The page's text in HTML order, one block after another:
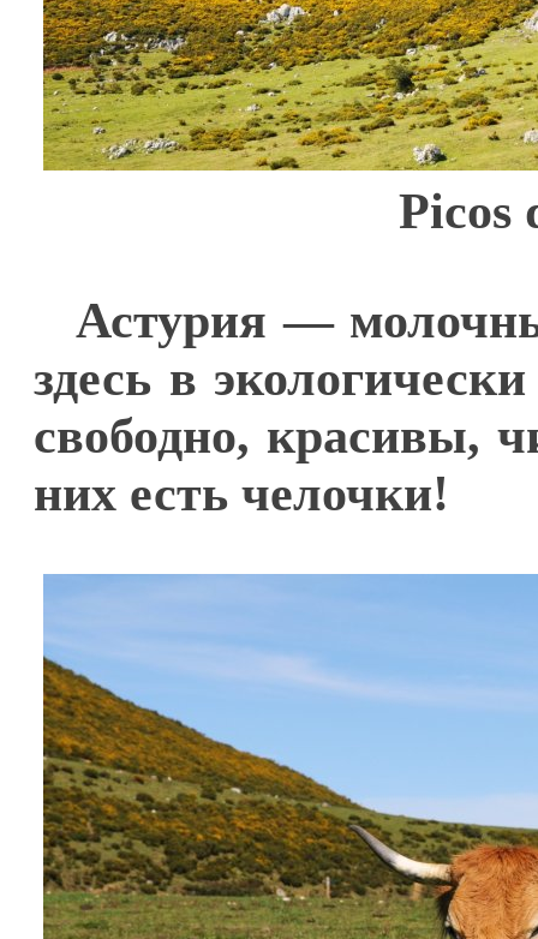
Picos
Астурия —
здесь в
свободно, красивы,
них есть челочки!